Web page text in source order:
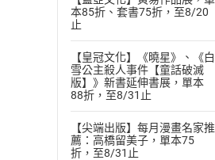
本85折、套書75折，至8/20
止
【皇冠文化】《曉星》、《白
雪公主殺人事件【童話破滅
版】》新書延伸書展，單本
88折，至8/31止
【尖端出版】每月漫畫名家推
薦：高橋留美子，單本75
折，至8/31止